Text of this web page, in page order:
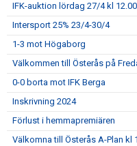
IFK-auktion lördag 27/4 kl 12.00
Intersport 25% 23/4-30/4
1-3 mot Högaborg
Välkommen till Österås på
0-0 borta mot IFK Berga
Inskrivning 2024
Förlust i hemmapremiären
Välkomna till Österås A-Plan kl